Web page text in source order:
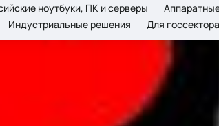
ноутбуки, ПК и серверы
Индустриальные решения Для госсектора